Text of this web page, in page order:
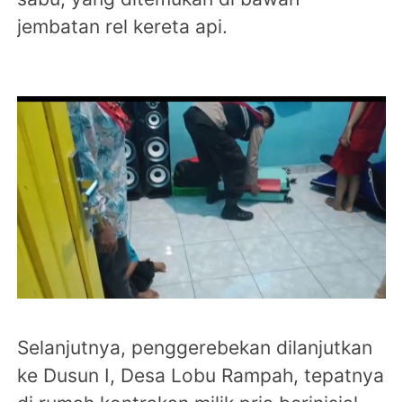
jembatan rel kereta api.
Selanjutnya, penggerebekan dilanjutkan
ke Dusun I, Desa Lobu Rampah, tepatnya